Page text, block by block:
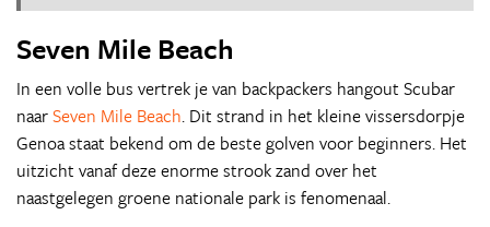
Seven Mile Beach
In een volle bus vertrek je van backpackers hangout Scubar
naarSeven Mile Beach. Dit strand in het kleine vissersdorpje
Genoa staat bekend om de beste golven voor beginners. Het
uitzicht vanaf deze enorme strook zand over het
naastgelegen groene nationale park is fenomenaal.